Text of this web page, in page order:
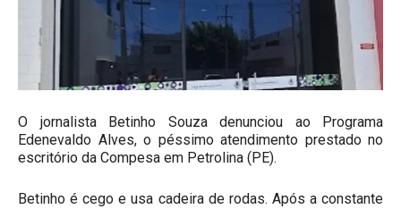
O jornalista Betinho Souza denunciou ao Programa
Edenevaldo Alves, o péssimo atendimento prestado no
escritório da Compesa em Petrolina (PE).
Betinho é cego e usa cadeira de rodas. Após a constante